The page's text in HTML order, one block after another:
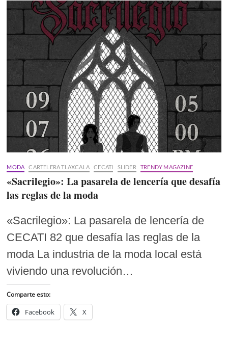
MODA CARTELERA TLAXCALA CECATI SLIDER TRENDY MAGAZINE
«Sacrilegio»: La pasarela de lencería que desafía
las reglas de la moda
«Sacrilegio»: La pasarela de lencería de
CECATI 82 que desafía las reglas de la
moda La industria de la moda local está
viviendo una revolución…
Comparte esto:
Facebook X